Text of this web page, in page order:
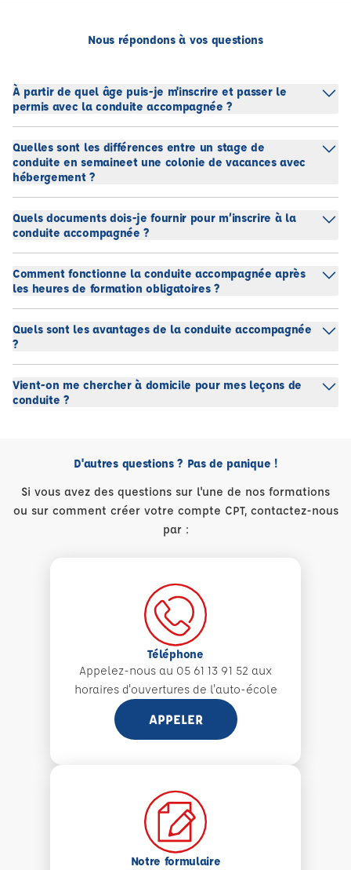
Nous répondons à vos questions
À partir de quel âge puis-je m'inscrire et passer le
permis avec la conduite accompagnée ?
Quelles sont les différences entre un stage de
conduite en semaineet une colonie de vacances avec
hébergement ?
Quels documents dois-je fournir pour m’inscrire à la
conduite accompagnée ?
Comment fonctionne la conduite accompagnée après
les heures de formation obligatoires ?
Quels sont les avantages de la conduite accompagnée
?
Vient-on me chercher à domicile pour mes leçons de
conduite ?
D'autres questions ? Pas de panique !
Si vous avez des questions sur l'une de nos formations
ou sur comment créer votre compte CPT, contactez-nous
par :
Téléphone
Appelez-nous au 05 61 13 91 52 aux
horaires d'ouvertures de l'auto-école
APPELER
Notre formulaire